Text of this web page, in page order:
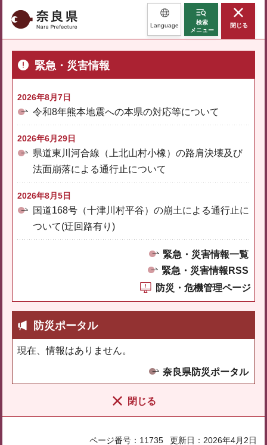
奈良県 Language
検索
メニュー
閉じる
緊急・災害情報
2026年8月7日
令和8年熊本地震への本県の対応等について
2026年6月29日
県道東川河合線（上北山村小橡）の路肩決壊及び
法面崩落による通行止について
2026年8月5日
国道168号（十津川村平谷）の崩土による通行止に
ついて(迂回路有り)
緊急・災害情報一覧
緊急・災害情報RSS
防災・危機管理ページ
防災ポータル
現在、情報はありません。
奈良県防災ポータル
閉じる
ページ番号：11735 更新日：2026年4月2日